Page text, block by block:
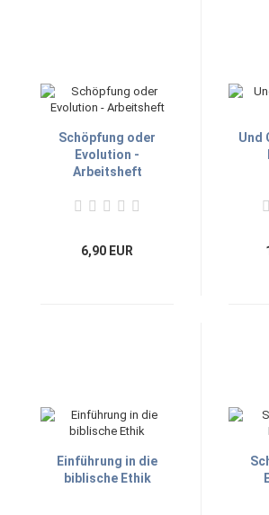
Schöpfung oder
Evolution -
Arbeitsheft
6,90 EUR
Und
Einführung in die
biblische Ethik